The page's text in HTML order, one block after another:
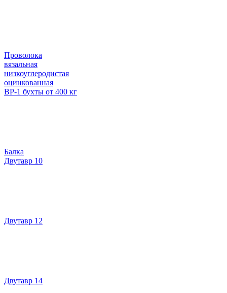
Проволока
вязальная
низкоуглеродистая
оцинкованная
ВР-1 бухты от 400 кг
Балка
Двутавр 10
Двутавр 12
Двутавр 14